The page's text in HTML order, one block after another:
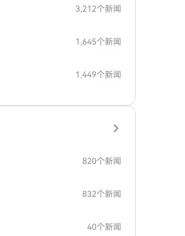
3,212个新闻
1,645个新闻
1,449个新闻
820个新闻
832个新闻
40个新闻